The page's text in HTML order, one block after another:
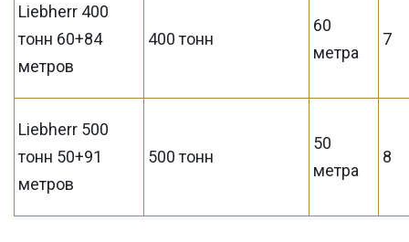
Liebherr 400
тонн 60+84
метров
400 тонн
60
метра
7
Liebherr 500
тонн 50+91
метров
500 тонн
50
метра
8